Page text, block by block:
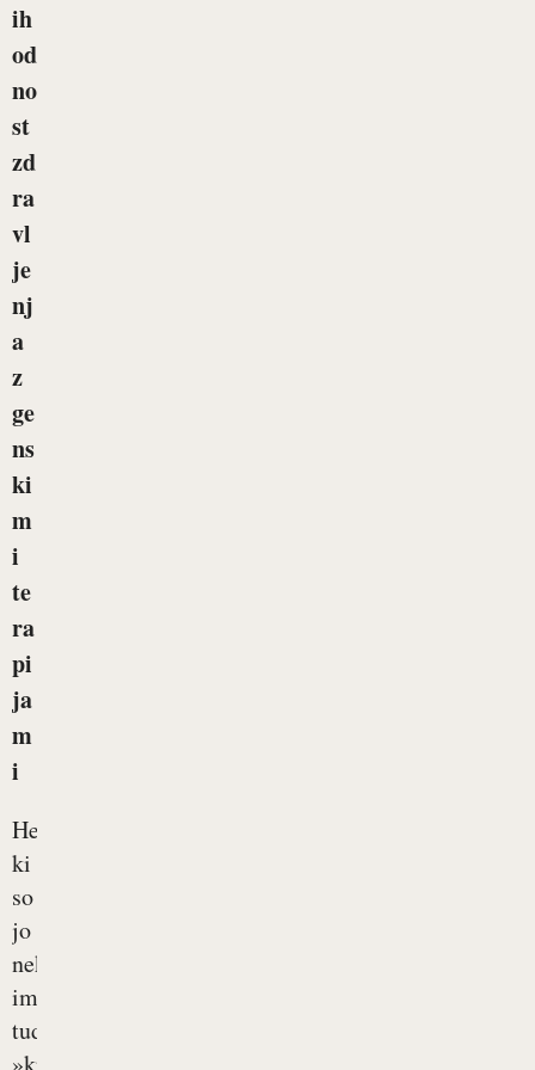
ih
od
no
st
zd
ra
vl
je
nj
a
z
ge
ns
ki
m
i
te
ra
pi
ja
m
i
Hemofilija,
ki
so
jo
nekoč
imenovali
tudi
»krvavičnost«,